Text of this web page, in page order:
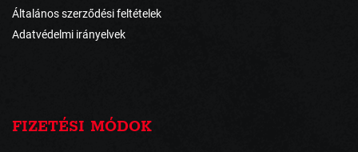
Általános szerződési feltételek
Adatvédelmi irányelvek
FIZETÉSI MÓDOK